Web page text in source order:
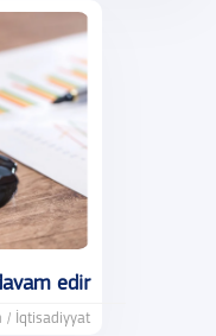
edir
/ İqtisadiyyat